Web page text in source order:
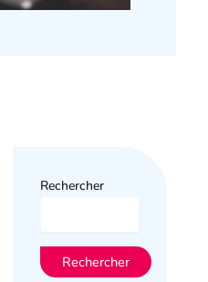
Rechercher
Rechercher